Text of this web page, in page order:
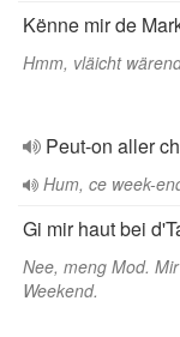
Kënne mir de
Hmm, vläicht
Peut-on aller
Hum, ce week-
Gi mir haut bei
Nee, meng Mod.
Weekend.